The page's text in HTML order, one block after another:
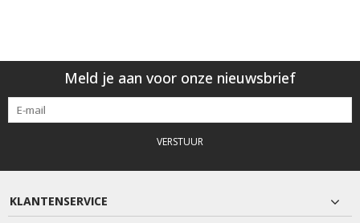
Meld je aan voor onze nieuwsbrief
VERSTUUR
KLANTENSERVICE